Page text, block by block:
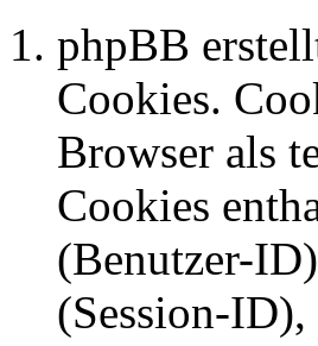
phpBB
Cookies.
Browser als
Cookies
(Benutzer-
(Session-